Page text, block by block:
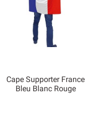
Cape Supporter France
Bleu Blanc Rouge